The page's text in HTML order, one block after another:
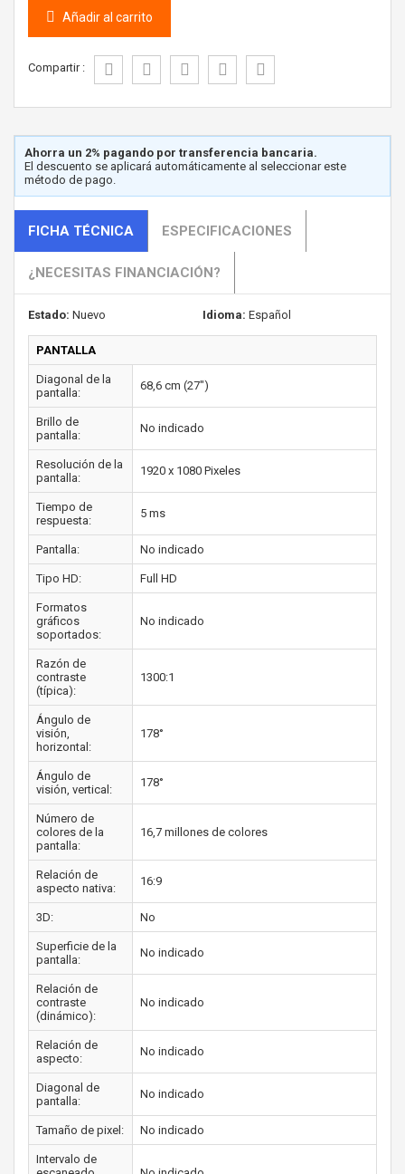
Añadir al carrito
Compartir :
Ahorra un 2% pagando por transferencia bancaria.
El descuento se aplicará automáticamente al seleccionar este
método de pago.
FICHA TÉCNICA ESPECIFICACIONES
¿NECESITAS FINANCIACIÓN?
Estado: Nuevo Idioma: Español
PANTALLA
Diagonal de la
pantalla:
68,6 cm (27")
Brillo de
pantalla:
No indicado
Resolución de la
pantalla:
1920 x 1080 Pixeles
Tiempo de
respuesta:
5 ms
Pantalla: No indicado
Tipo HD: Full HD
Formatos
gráficos
soportados:
No indicado
Razón de
contraste
(típica):
1300:1
Ángulo de
visión,
horizontal:
178°
Ángulo de
visión, vertical:
178°
Número de
colores de la
pantalla:
16,7 millones de colores
Relación de
aspecto nativa:
16:9
3D: No
Superficie de la
pantalla:
No indicado
Relación de
contraste
(dinámico):
No indicado
Relación de
aspecto:
No indicado
Diagonal de
pantalla:
No indicado
Tamaño de pixel: No indicado
Intervalo de